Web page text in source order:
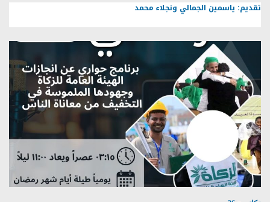
تقديم: ياسمين الجمالي ونجلاء محمد